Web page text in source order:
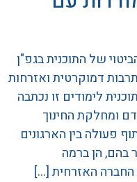
של התוכנית בגפ"ן
תרבות דמוקרטית ואזרחות
לימודים זו נכתבה
ומחלקת החינוך
פעולה בין הארגונים
בהם, הן ברמה
החברה האזרחית […]